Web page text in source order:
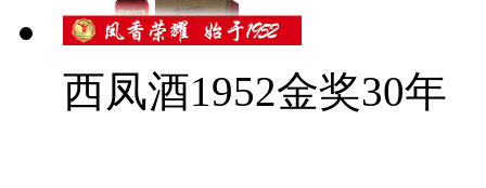
西凤酒1952金奖30年